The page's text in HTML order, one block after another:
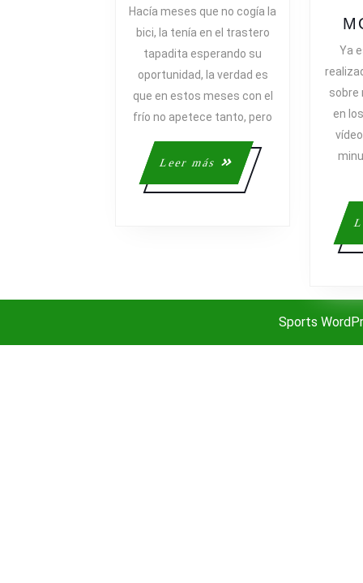
DE
BICI
EL
SÁBADO…
Hacía meses que no cogía la
bici, la tenía en el trastero
tapadita esperando su
oportunidad, la verdad es
que en estos meses con el
frío no apetece tanto, pero
Leer más
Leer
más
Ya
sobre
en
Sports